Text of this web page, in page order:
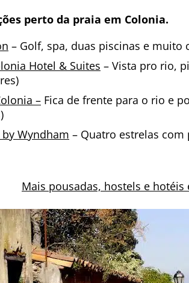
perto da praia em Colonia.
– Golf, spa, duas piscinas e muito
Hotel & Suites – Vista pro rio,
– Fica de frente para o rio e
by Wyndham – Quatro estrelas
Mais pousadas, hostels e